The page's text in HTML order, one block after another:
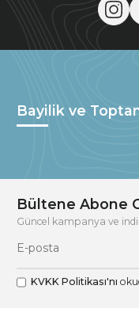
Bayilik ve
Bültene Abone
Güncel kampanya ve
KVKK Politikası'nı